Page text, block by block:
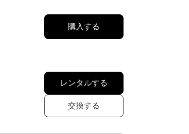
購入する
レンタルする
交換する